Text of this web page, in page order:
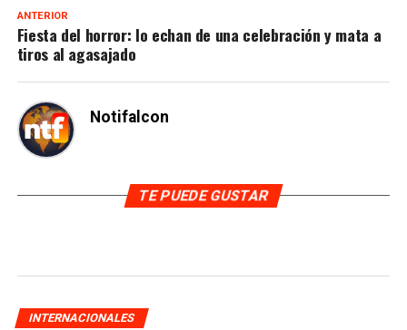
ANTERIOR
Fiesta del horror: lo echan de una celebración y mata a
tiros al agasajado
Notifalcon
TE PUEDE GUSTAR
INTERNACIONALES